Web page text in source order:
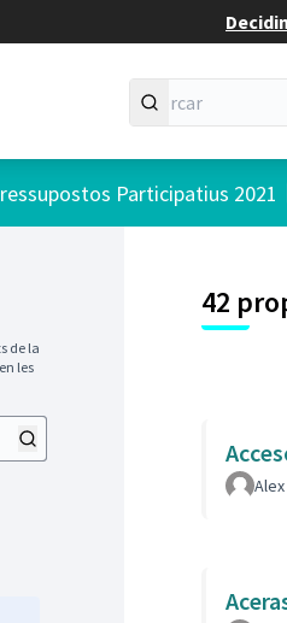
Participatius 2021
de la
les
42